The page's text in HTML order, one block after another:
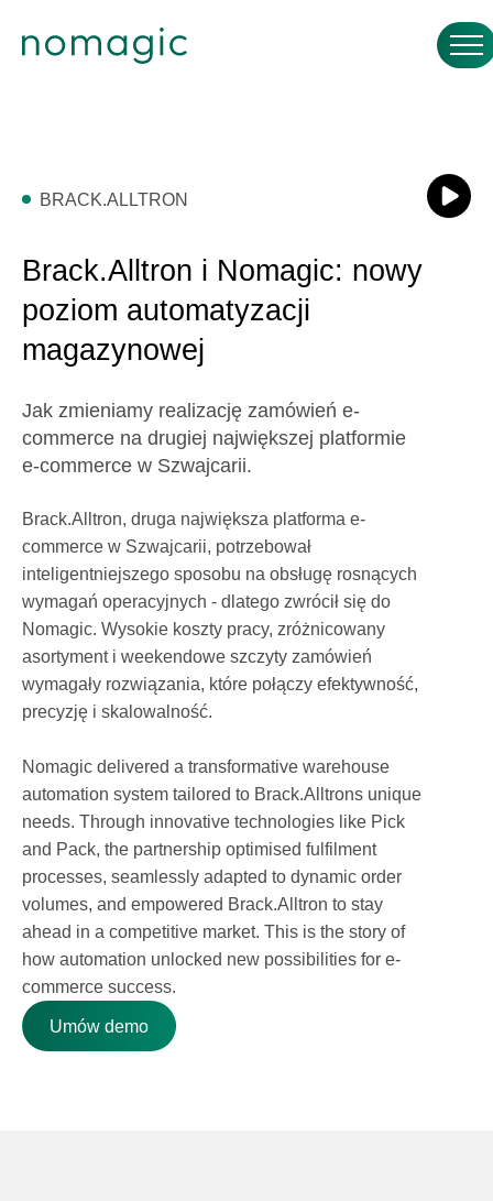
BRACK.ALLTRON
Brack.Alltron i Nomagic: nowy
poziom automatyzacji
magazynowej
Jak zmieniamy realizację zamówień e-
commerce na drugiej największej platformie
e-commerce w Szwajcarii.
Brack.Alltron, druga największa platforma e-
commerce w Szwajcarii, potrzebował
inteligentniejszego sposobu na obsługę rosnących
wymagań operacyjnych - dlatego zwrócił się do
Nomagic. Wysokie koszty pracy, zróżnicowany
asortyment i weekendowe szczyty zamówień
wymagały rozwiązania, które połączy efektywność,
precyzję i skalowalność.
Nomagic delivered a transformative warehouse
automation system tailored to Brack.Alltrons unique
needs. Through innovative technologies like Pick
and Pack, the partnership optimised fulfilment
processes, seamlessly adapted to dynamic order
volumes, and empowered Brack.Alltron to stay
ahead in a competitive market. This is the story of
how automation unlocked new possibilities for e-
commerce success.
Umów demo